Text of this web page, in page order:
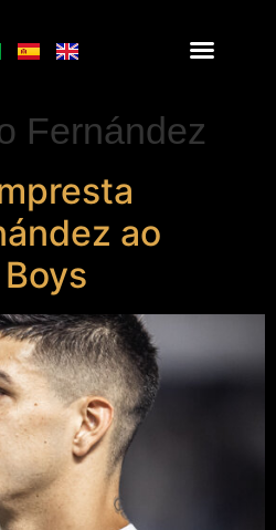
Fernández
ao